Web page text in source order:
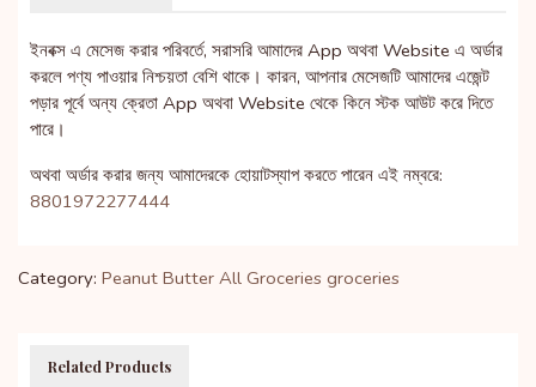
ইনবক্স এ মেসেজ করার পরিবর্তে, সরাসরি আমাদের App অথবা Website এ অর্ডার
করলে পণ্য পাওয়ার নিশ্চয়তা বেশি থাকে। কারন, আপনার মেসেজটি আমাদের এজেন্ট
পড়ার পূর্বে অন্য ক্রেতা App অথবা Website থেকে কিনে স্টক আউট করে দিতে
পারে।
অথবা অর্ডার করার জন্য আমাদেরকে হোয়াটস্যাপ করতে পারেন এই নম্বরে:
8801972277444
Category: Peanut Butter All Groceries groceries
Related Products